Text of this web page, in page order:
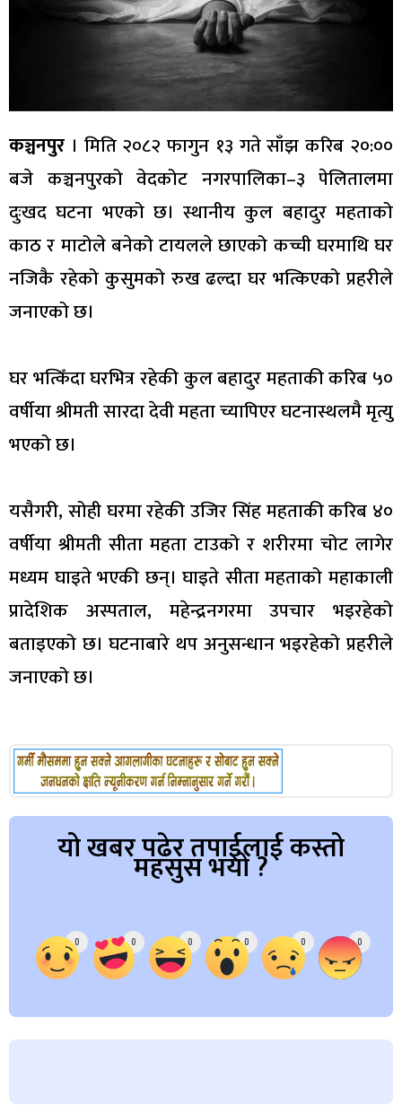
कञ्चनपुर । मिति २०८२ फागुन १३ गते साँझ करिब २०:००
बजे कञ्चनपुरको वेदकोट नगरपालिका–३ पेलितालमा
दुःखद घटना भएको छ। स्थानीय कुल बहादुर महताको
काठ र माटोले बनेको टायलले छाएको कच्ची घरमाथि घर
नजिकै रहेको कुसुमको रुख ढल्दा घर भत्किएको प्रहरीले
जनाएको छ।
घर भत्किँदा घरभित्र रहेकी कुल बहादुर महताकी करिब ५०
वर्षीया श्रीमती सारदा देवी महता च्यापिएर घटनास्थलमै मृत्यु
भएको छ।
यसैगरी, सोही घरमा रहेकी उजिर सिंह महताकी करिब ४०
वर्षीया श्रीमती सीता महता टाउको र शरीरमा चोट लागेर
मध्यम घाइते भएकी छन्। घाइते सीता महताको महाकाली
प्रादेशिक अस्पताल, महेन्द्रनगरमा उपचार भइरहेको
बताइएको छ। घटनाबारे थप अनुसन्धान भइरहेको प्रहरीले
जनाएको छ।
यो खबर पढेर तपाईलाई कस्तो
महसुस भयो ?
0 0 0 0 0 0